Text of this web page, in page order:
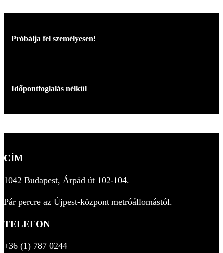
Próbálja fel személyesen!
Időpontfoglalás nélkül
CÍM
1042 Budapest, Árpád út 102-104.
Pár percre az Újpest-központ metróállomástól.
TELEFON
+36 (1) 787 0244